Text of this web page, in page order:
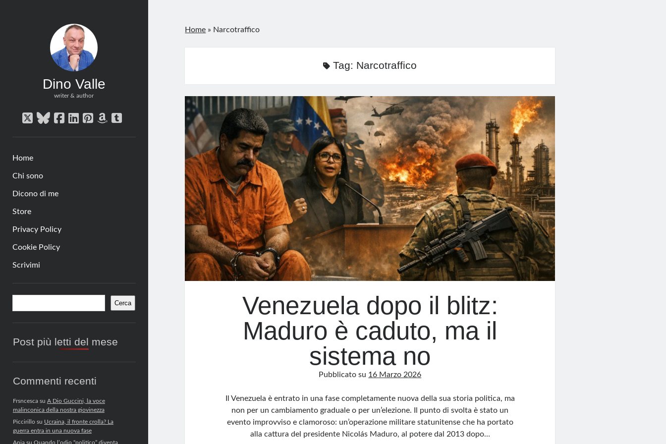
Dino Valle
writer & author
twitterbluesky
facebook
linkedin
pinterest
amazon
tumblr
Home
Chi sono
Dicono di me
Store
Privacy Policy
Cookie Policy
Scrivimi
Barra
laterale
Cerca
Post più letti del mese
Commenti recenti
Frsncescasu A Dio Guccini, la voce
malinconica della nostra giovinezza
Piccirillosu Ucraina, il fronte crolla? La
guerra entra in una nuova fase
Anjasu Quando l’odio “politico” diventa
Home » Narcotraffico
Tag: Narcotraffico
Venezuela dopo il blitz:
Maduro è caduto, ma il
sistema no
Pubblicato su 16 Marzo 2026
Il Venezuela è entrato in una fase completamente nuova della sua storia politica, ma
non per un cambiamento graduale o per un’elezione. Il punto di svolta è stato un
evento improvviso e clamoroso: un’operazione militare statunitense che ha portato
alla cattura del presidente Nicolás Maduro, al potere dal 2013 dopo…